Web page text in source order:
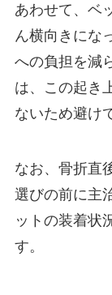
あわせて、ベ
ん横向きにな
への負担を減
は、この起き
ないため避け
なお、骨折直
選びの前に主
ットの装着状
す。